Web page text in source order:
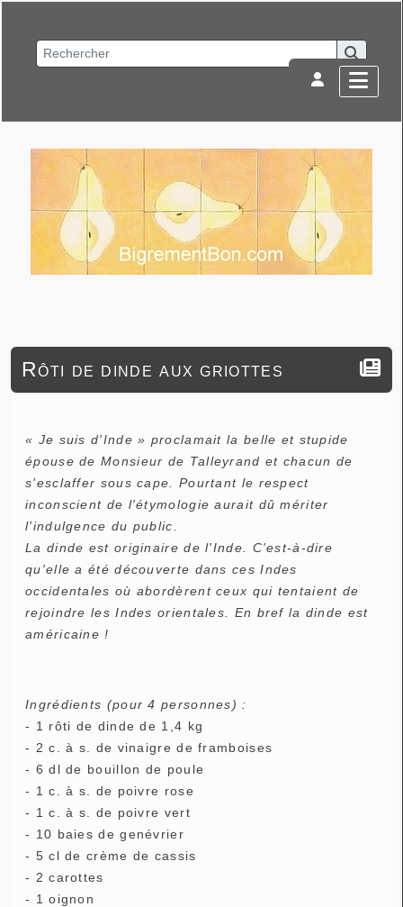
Rôti de dinde aux griottes
« Je suis d'Inde » proclamait la belle et stupide
épouse de Monsieur de Talleyrand et chacun de
s'esclaffer sous cape. Pourtant le respect
inconscient de l'étymologie aurait dû mériter
l'indulgence du public.
La dinde est originaire de l'Inde. C'est-à-dire
qu'elle a été découverte dans ces Indes
occidentales où abordèrent ceux qui tentaient de
rejoindre les Indes orientales. En bref la dinde est
américaine !
Ingrédients (pour 4 personnes) :
- 1 rôti de dinde de 1,4 kg
- 2 c. à s. de vinaigre de framboises
- 6 dl de bouillon de poule
- 1 c. à s. de poivre rose
- 1 c. à s. de poivre vert
- 10 baies de genévrier
- 5 cl de crème de cassis
- 2 carottes
- 1 oignon